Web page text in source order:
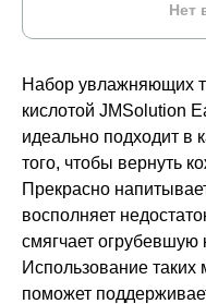
Нет
Набор увлажняющих
кислотой JMSolution
идеально подходит в
того, чтобы вернуть
Прекрасно
восполняет
смягчает огрубевшую
Использование таких
поможет